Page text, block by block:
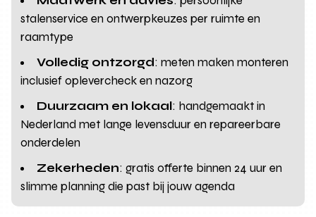
stalenservice en ontwerpkeuzes per ruimte en
raamtype
Volledig ontzorgd: meten maken monteren
inclusief oplevercheck en nazorg
Duurzaam en lokaal: handgemaakt in
Nederland met lange levensduur en repareerbare
onderdelen
Zekerheden: gratis offerte binnen 24 uur en
slimme planning die past bij jouw agenda